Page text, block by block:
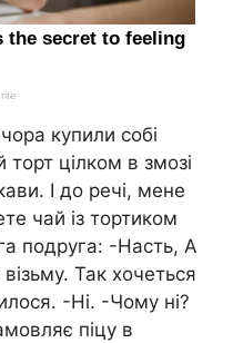
купили собі
торт цілком в змозі
І до речі, мене
чай із тортиком
подруга: -Насть, А
Так хочеться
-Ні. -Чому ні?
піцу в